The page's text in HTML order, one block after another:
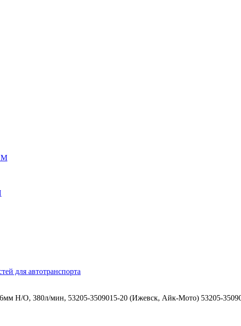
для автотранспорта
Н/О, 380л/мин, 53205-3509015-20 (Ижевск, Айк-Мото) 53205-